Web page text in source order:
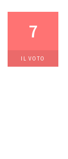
7
IL VOTO